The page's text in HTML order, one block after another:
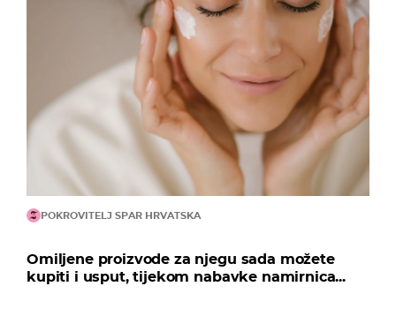
POKROVITELJ SPAR HRVATSKA
Omiljene proizvode za njegu sada možete
kupiti i usput, tijekom nabavke namirnica...